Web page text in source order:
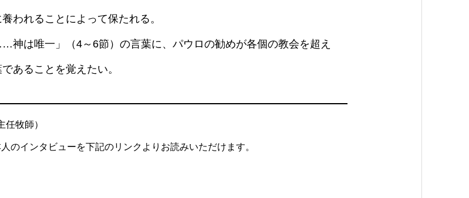
われることによって保たれる。
は唯一」（4～6節）の言葉に、パウロの勧めが各個の教会を超え
あることを覚えたい。
牧師）
のインタビューを下記のリンクよりお読みいただけます。